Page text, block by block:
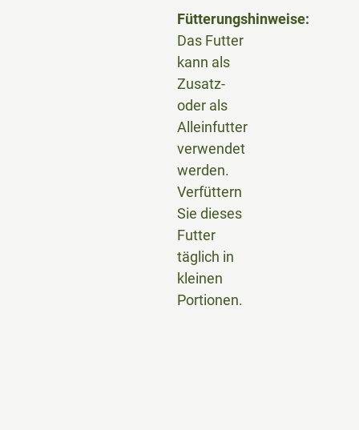
Fütterungshinweise:
Das Futter
kann als
Zusatz-
oder als
Alleinfutter
verwendet
werden.
Verfüttern
Sie dieses
Futter
täglich in
kleinen
Portionen.